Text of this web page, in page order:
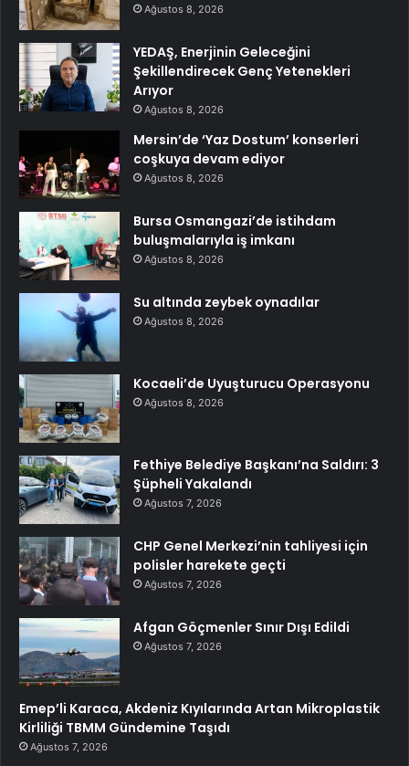
Ağustos 8, 2026
YEDAŞ, Enerjinin Geleceğini
Şekillendirecek Genç Yetenekleri
Arıyor
Ağustos 8, 2026
Mersin’de ‘Yaz Dostum’ konserleri
coşkuya devam ediyor
Ağustos 8, 2026
Bursa Osmangazi’de istihdam
buluşmalarıyla iş imkanı
Ağustos 8, 2026
Su altında zeybek oynadılar
Ağustos 8, 2026
Kocaeli’de Uyuşturucu Operasyonu
Ağustos 8, 2026
Fethiye Belediye Başkanı’na Saldırı: 3
Şüpheli Yakalandı
Ağustos 7, 2026
CHP Genel Merkezi’nin tahliyesi için
polisler harekete geçti
Ağustos 7, 2026
Afgan Göçmenler Sınır Dışı Edildi
Ağustos 7, 2026
Emep’li Karaca, Akdeniz Kıyılarında Artan Mikroplastik
Kirliliği TBMM Gündemine Taşıdı
Ağustos 7, 2026